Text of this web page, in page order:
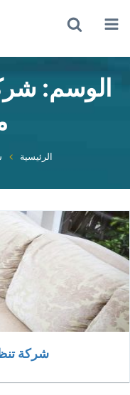
القائمة
الوسم:
الرئيسية
شركة